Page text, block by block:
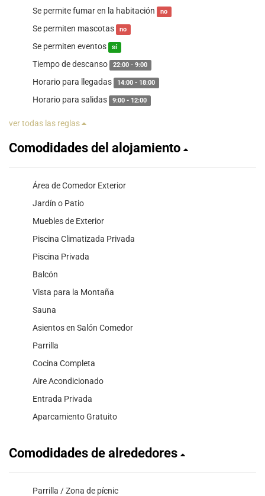
Se permite fumar en la habitación no
Se permiten mascotas no
Se permiten eventos sí
Tiempo de descanso 22:00 - 9:00
Horario para llegadas 14:00 - 18:00
Horario para salidas 9:00 - 12:00
ver todas las reglas
Comodidades del alojamiento
Área de Comedor Exterior
Jardín o Patio
Muebles de Exterior
Piscina Climatizada Privada
Piscina Privada
Balcón
Vista para la Montaña
Sauna
Asientos en Salón Comedor
Parrilla
Cocina Completa
Aire Acondicionado
Entrada Privada
Aparcamiento Gratuito
Comodidades de alrededores
Parrilla / Zona de pícnic